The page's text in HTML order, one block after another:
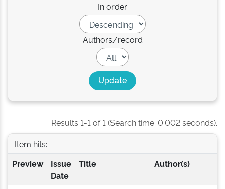
In order
Authors/record
Results 1-1 of 1 (Search time: 0.002 seconds).
Item hits:
Preview
Issue
Date
Title Author(s)